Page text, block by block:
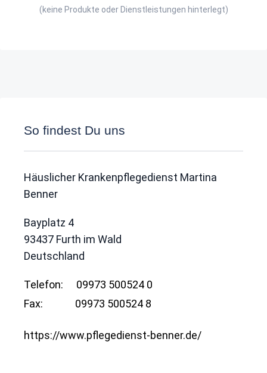
(keine Produkte oder Dienstleistungen hinterlegt)
So findest Du uns
Häuslicher Krankenpflegedienst Martina
Benner
Bayplatz 4
93437 Furth im Wald
Deutschland
Telefon:
09973 500524 0
Fax:
09973 500524 8
https://www.pflegedienst-benner.de/